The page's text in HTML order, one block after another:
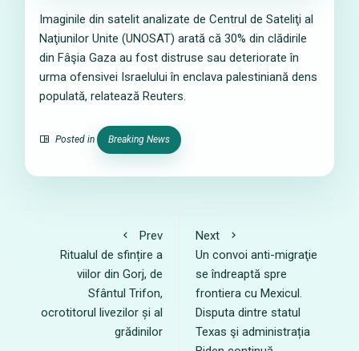
Imaginile din satelit analizate de Centrul de Sateliţi al
Naţiunilor Unite (UNOSAT) arată că 30% din clădirile
din Fâşia Gaza au fost distruse sau deteriorate în
urma ofensivei Israelului în enclava palestiniană dens
populată, relatează Reuters.
Posted in Breaking News
Prev
Ritualul de sfințire a
viilor din Gorj, de
Sfântul Trifon,
ocrotitorul livezilor și al
grădinilor
Next
Un convoi anti-migraţie
se îndreaptă spre
frontiera cu Mexicul.
Disputa dintre statul
Texas şi administrația